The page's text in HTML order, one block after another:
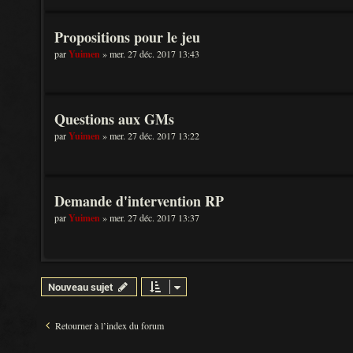
Propositions pour le jeu
parYuimen» mer. 27 déc. 2017 13:43
Questions aux GMs
parYuimen» mer. 27 déc. 2017 13:22
Demande d'intervention RP
parYuimen» mer. 27 déc. 2017 13:37
Nouveau sujet
Retourner à l’index du forum